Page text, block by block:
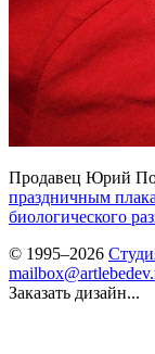
Продавец Юрий
праздничным
биологического
© 1995–2026
Заказать дизайн...